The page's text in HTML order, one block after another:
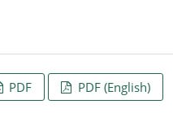
PDF PDF (English)